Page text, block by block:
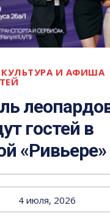
КУЛЬТУРА И АФИША
гостей в
«Ривьере»
4 июля, 2026